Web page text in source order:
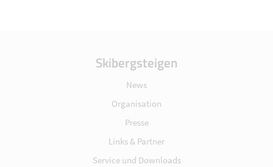
Skibergsteigen
News
Organisation
Presse
Links & Partner
Service und Downloads